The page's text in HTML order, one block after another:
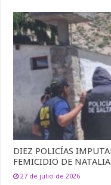
DIEZ POLICÍAS
FEMICIDIO DE
27 de julio de 2026